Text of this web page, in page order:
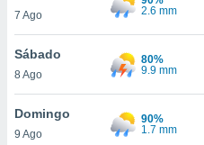
más
nuestra
y
7 Ago
2.6 mm
Sábado
8 Ago
80%
9.9 mm
Domingo
9 Ago
90%
1.7 mm